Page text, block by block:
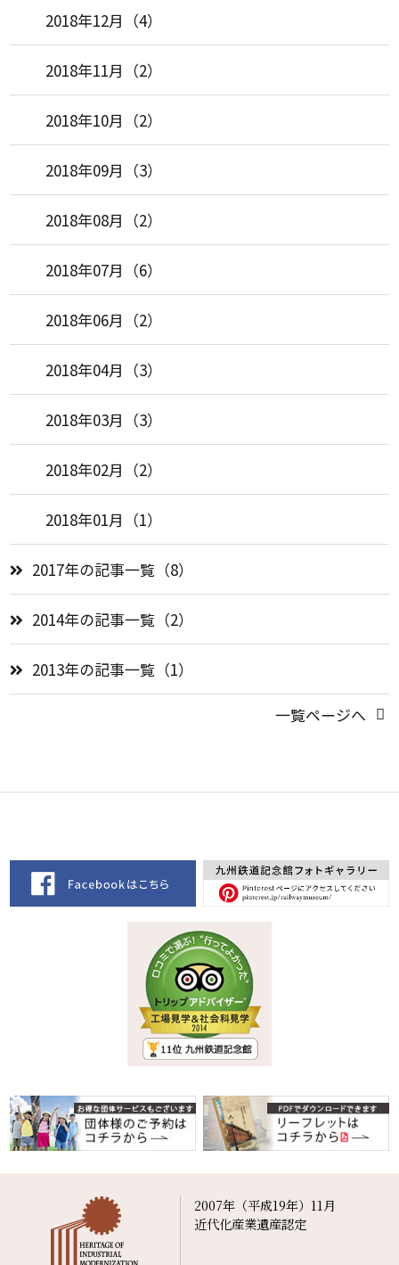
2018年12月（4）
2018年11月（2）
2018年10月（2）
2018年09月（3）
2018年08月（2）
2018年07月（6）
2018年06月（2）
2018年04月（3）
2018年03月（3）
2018年02月（2）
2018年01月（1）
2017年の記事一覧（8）
2014年の記事一覧（2）
2013年の記事一覧（1）
一覧ページへ
2007年（平成19年）11月
近代化産業遺産認定